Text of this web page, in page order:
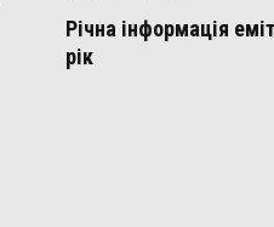
Річна інформація
рік